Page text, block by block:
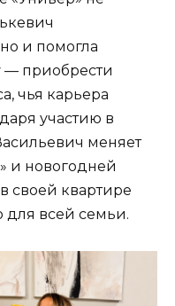
и помогла
— приобрести
чья карьера
участию в
меняет
и новогодней
своей квартире
для всей семьи.